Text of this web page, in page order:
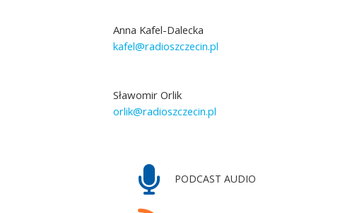
Anna Kafel-Dalecka
kafel@radioszczecin.pl
Sławomir Orlik
orlik@radioszczecin.pl
PODCAST AUDIO